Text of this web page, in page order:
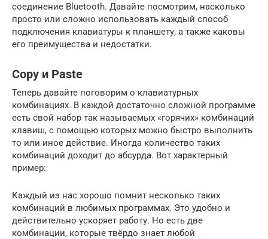
соединение Bluetooth. Давайте посмотрим, насколько
просто или сложно использовать каждый способ
подключения клавиатуры к планшету, а также каковы
его преимущества и недостатки.
Copy и Paste
Теперь давайте поговорим о клавиатурных
комбинациях. В каждой достаточно сложной программе
есть свой набор так называемых «горячих» комбинаций
клавиш, с помощью которых можно быстро выполнить
то или иное действие. Иногда количество таких
комбинаций доходит до абсурда. Вот характерный
пример:
Каждый из нас хорошо помнит несколько таких
комбинаций в любимых программах. Это удобно и
действительно ускоряет работу. Но есть две
комбинации, которые твёрдо знает любой